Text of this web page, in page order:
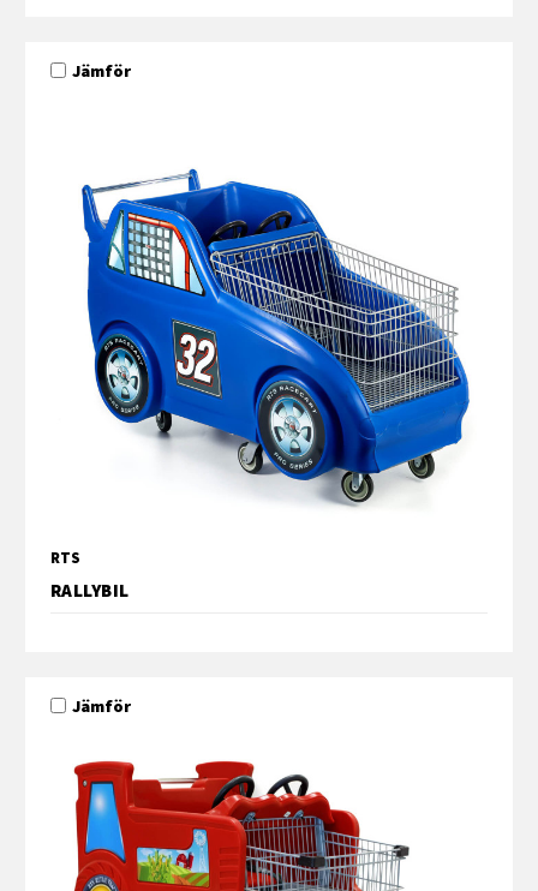
Jämför
RTS
RALLYBIL
Jämför